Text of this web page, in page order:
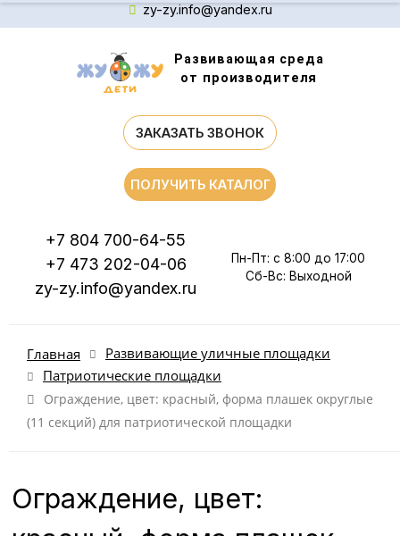
zy-zy.info@yandex.ru
Развивающая среда
от производителя
ЗАКАЗАТЬ ЗВОНОК
+7 804 700-64-55
+7 473 202-04-06
zy-zy.info@yandex.ru
Пн-Пт: с 8:00 до 17:00
Сб-Вс: Выходной
ПОЛУЧИТЬ КАТАЛОГ
Главная
Развивающие уличные площадки
Патриотические площадки
Ограждение, цвет: красный, форма плашек округлые
(11 секций) для патриотической площадки
Ограждение, цвет: